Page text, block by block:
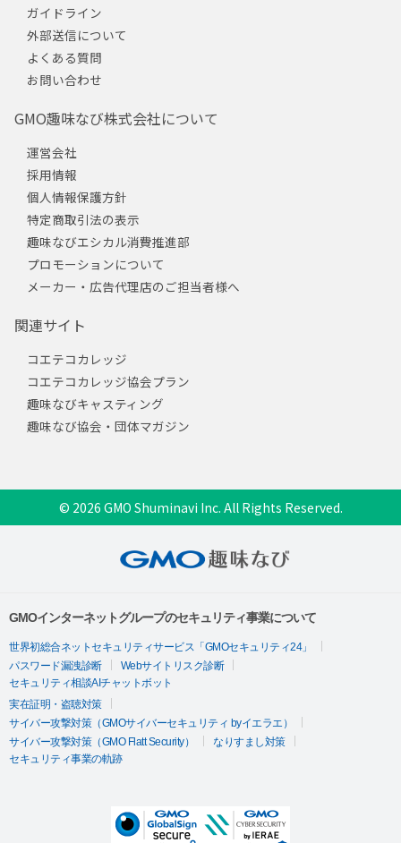
ガイドライン
外部送信について
よくある質問
お問い合わせ
GMO趣味なび株式会社について
運営会社
採用情報
個人情報保護方針
特定商取引法の表示
趣味なびエシカル消費推進部
プロモーションについて
メーカー・広告代理店のご担当者様へ
関連サイト
コエテコカレッジ
コエテコカレッジ協会プラン
趣味なびキャスティング
趣味なび協会・団体マガジン
© 2026 GMO Shuminavi Inc. All Rights Reserved.